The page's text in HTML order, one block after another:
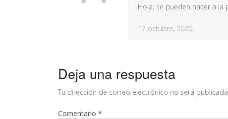
Hola, se pueden hacer a la
17 octubre, 2020
Deja una respuesta
Tu dirección de correo electrónico no será
Comentario *